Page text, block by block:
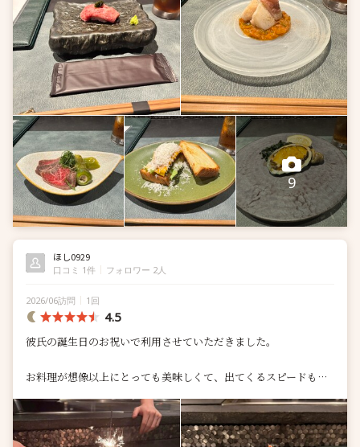
9
ほし0929
口コミ 1件 フォロワー 2人
2026/06訪問 1回
4.5
彼氏の誕生日のお祝いで利用させていただきました。
お料理が想像以上にとっても美味しくて、出てくるスピードも量
お店の雰囲気もよく、バースデープレートのサービスもとても素
敵で...